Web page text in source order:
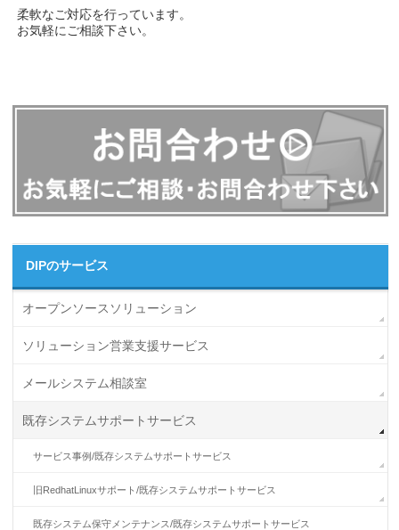
柔軟なご対応を行っています。
お気軽にご相談下さい。
DIPのサービス
オープンソースソリューション
ソリューション営業支援サービス
メールシステム相談室
既存システムサポートサービス
サービス事例/既存システムサポートサービス
旧RedhatLinuxサポート/既存システムサポートサービス
既存システム保守メンテナンス/既存システムサポートサービス